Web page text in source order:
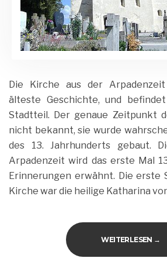
Die Kirche aus der
älteste Geschichte, und
Stadtteil. Der genaue Zeitpunkt
nicht bekannt, sie wurde
des 13. Jahrhunderts gebaut.
Arpadenzeit wird das erste Mal
Erinnerungen erwähnt. Die erste
Kirche war die heilige Katharina
WEITERLESEN →